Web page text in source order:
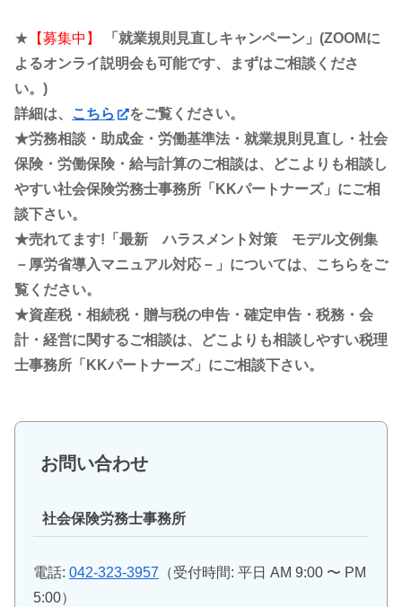
★ 【募集中】
「就業規則見直しキャンペーン」(ZOOMに
よるオンライ説明会も可能です、まずはご相談くださ
い。)
詳細は、
こちら
をご覧ください。
★労務相談・助成金・労働基準法・就業規則見直し・社会
保険・労働保険・給与計算のご相談は、どこよりも相談し
やすい社会保険労務士事務所「KKパートナーズ」にご相
談下さい。
★売れてます!「最新 ハラスメント対策 モデル文例集
－厚労省導入マニュアル対応－」については、こちらをご
覧ください。
★資産税・相続税・贈与税の申告・確定申告・税務・会
計・経営に関するご相談は、どこよりも相談しやすい税理
士事務所「KKパートナーズ」にご相談下さい。
お問い合わせ
社会保険労務士事務所
電話: 042-323-3957 （受付時間: 平日 AM 9:00 〜 PM
5:00）